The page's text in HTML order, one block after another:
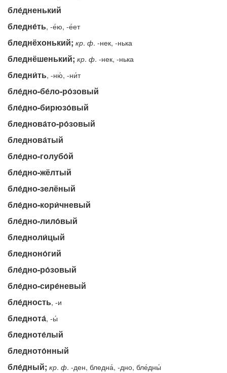
бле́дненький
бледне́ть, -е́ю, -е́ет
бледнёхонький; кр. ф. -нек, -нька
бледнёшенький; кр. ф. -нек, -нька
бледни́ть, -ню́, -ни́т
бле́дно-бе́ло-ро́зовый
бле́дно-бирюзо́вый
бледнова́то-ро́зовый
бледнова́тый
бле́дно-голубо́й
бле́дно-жёлтый
бле́дно-зелёный
бле́дно-кори́чневый
бле́дно-лило́вый
бледноли́цый
бледноно́гий
бле́дно-ро́зовый
бле́дно-сире́невый
бле́дность, -и
бледнота́, -ы́
бледноте́лый
бледното́нный
бле́дный; кр. ф. -ден, бледна́, -дно, бле́дны́